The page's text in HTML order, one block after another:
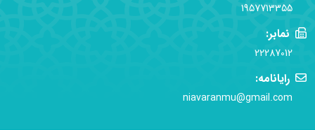
1957713355
نمابر:
22287012
رایانامه:
niavaranmu@gmail.com